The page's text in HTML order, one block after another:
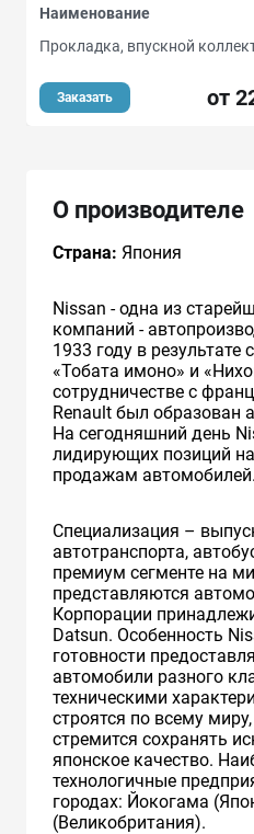
Наименование
Прокладка, впускной
Заказать от
О производителе
Страна: Япония
Nissan - одна из
компаний -
1933 году в
«Тобата имоно» и
сотрудничестве с
Renault был образован
На сегодняшний день
лидирующих позиций
продажам автомобилей.
Специализация –
автотранспорта,
премиум сегменте на
представляются
Корпорации
Datsun. Особенность
готовности
автомобили разного
техническими
строятся по всему
стремится сохранять
японское качество.
технологичные
городах: Йокогама
(Великобритания).